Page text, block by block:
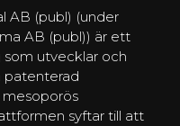
AB (publ) (under
AB (publ)) är ett
utvecklar och
patenterad
syftar till att